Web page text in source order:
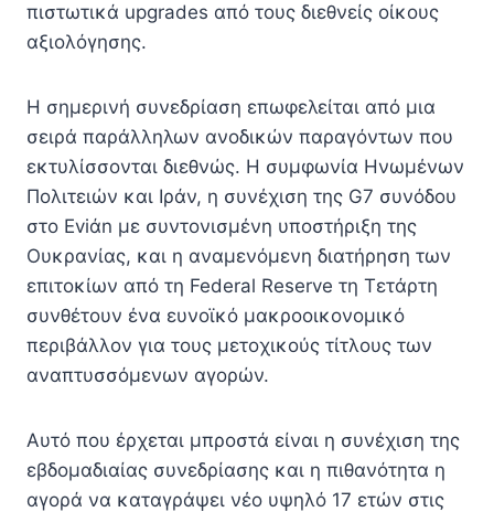
πιστωτικά upgrades από τους διεθνείς οίκους
αξιολόγησης.
Η σημερινή συνεδρίαση επωφελείται από μια
σειρά παράλληλων ανοδικών παραγόντων που
εκτυλίσσονται διεθνώς. Η συμφωνία Ηνωμένων
Πολιτειών και Ιράν, η συνέχιση της G7 συνόδου
στο Eviάn με συντονισμένη υποστήριξη της
Ουκρανίας, και η αναμενόμενη διατήρηση των
επιτοκίων από τη Federal Reserve τη Τετάρτη
συνθέτουν ένα ευνοϊκό μακροοικονομικό
περιβάλλον για τους μετοχικούς τίτλους των
αναπτυσσόμενων αγορών.
Αυτό που έρχεται μπροστά είναι η συνέχιση της
εβδομαδιαίας συνεδρίασης και η πιθανότητα η
αγορά να καταγράψει νέο υψηλό 17 ετών στις